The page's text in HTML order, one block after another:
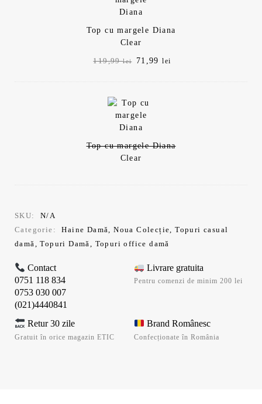
Top cu margele Diana
Clear
119,99lei
Prețul
71,99lei
Top cu margele Diana
Clear
SKU:
N/A
Categorie:
Haine Damă,Noua Colecție,Topuri casual
damă,Topuri Damă, Topuri office damă
Contact
0751 118 834
0753 030 007
(021)4440841
Livrare gratuita
Pentru comenzi de minim 200 lei
Retur 30 zile
Gratuit în orice magazin ETIC
Brand Românesc
Confecționate în România